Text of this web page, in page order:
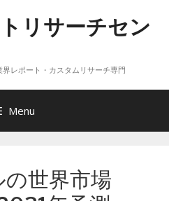
リサーチセン
レポート・カスタムリサーチ専門
Menu
世界市場